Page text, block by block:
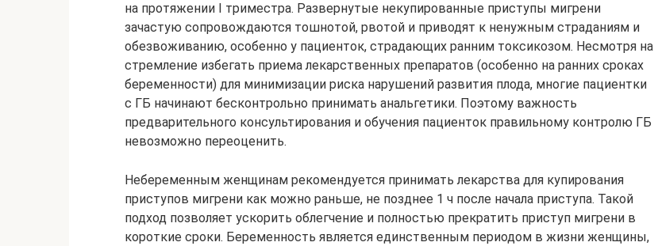
на протяжении I триместра. Развернутые некупированные приступы мигрени
зачастую сопровождаются тошнотой, рвотой и приводят к ненужным страданиям и
обезвоживанию, особенно у пациенток, страдающих ранним токсикозом. Несмотря на
стремление избегать приема лекарственных препаратов (особенно на ранних сроках
беременности) для минимизации риска нарушений развития плода, многие пациентки
с ГБ начинают бесконтрольно принимать анальгетики. Поэтому важность
предварительного консультирования и обучения пациенток правильному контролю ГБ
невозможно переоценить.
Небеременным женщинам рекомендуется принимать лекарства для купирования
приступов мигрени как можно раньше, не позднее 1 ч после начала приступа. Такой
подход позволяет ускорить облегчение и полностью прекратить приступ мигрени в
короткие сроки. Беременность является единственным периодом в жизни женщины,